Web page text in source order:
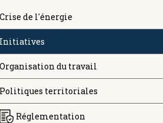
Crise de l'énergie
Initiatives
Organisation du travail
Politiques territoriales
Réglementation